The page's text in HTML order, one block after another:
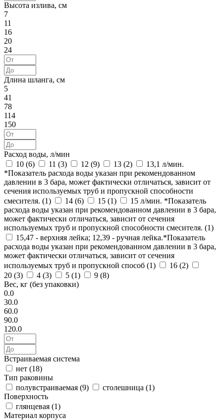
Высота излива, см
7
11
16
20
24
Длина шланга, см
5
41
78
114
150
Расход воды, л/мин
10 (6) 11 (3) 12 (9) 13 (2)
13,1 л/мин.
*Показатель расхода воды указан при рекомендованном
давлении в 3 бара, может фактически отличаться, зависит от
сечения используемых труб и пропускной способности
смесителя. (1) 14 (6) 15 (1)
15 л/мин. *Показатель
расхода воды указан при рекомендованном давлении в 3 бара,
может фактически отличаться, зависит от сечения
используемых труб и пропускной способности смесителя. (1)
15,47 - верхняя лейка; 12,39 - ручная лейка.*Показатель
расхода воды указан при рекомендованном давлении в 3 бара,
может фактически отличаться, зависит от сечения
используемых труб и пропускной способ (1) 16 (2)
20 (3) 4 (3) 5 (1) 9 (8)
Вес, кг (без упаковки)
0.0
30.0
60.0
90.0
120.0
Встраиваемая система
нет (18)
Тип раковины
полувстраиваемая (9) столешница (1)
Поверхность
глянцевая (1)
Материал корпуса